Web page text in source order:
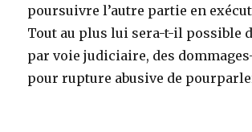
poursuivre l’autre partie en
Tout au plus lui sera-t-il possible
par voie judiciaire, des
pour rupture abusive de